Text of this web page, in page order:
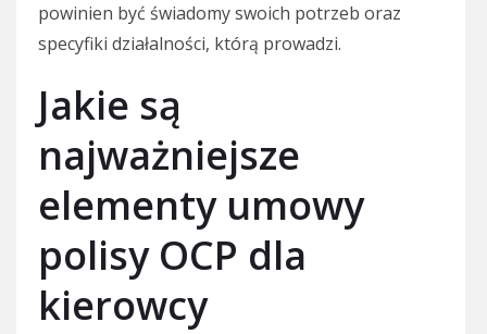
powinien być świadomy swoich potrzeb oraz
specyfiki działalności, którą prowadzi.
Jakie są
najważniejsze
elementy umowy
polisy OCP dla
kierowcy